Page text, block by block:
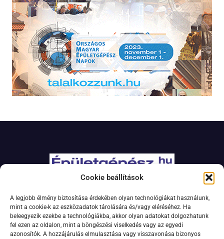
Cookie beállítások
A legjobb élmény biztosítása érdekében olyan technológiákat használunk,
mint a cookie-k az eszközadatok tárolására és/vagy eléréséhez. Ha
beleegyezik ezekbe a technológiákba, akkor olyan adatokat dolgozhatunk
fel ezen az oldalon, mint a böngészési viselkedés vagy az egyedi
azonosítók. A hozzájárulás elmulasztása vagy visszavonása bizonyos
Adatkezelési szabályzat
Jogi nyilatkozat
Kapcsolat
Impresszum